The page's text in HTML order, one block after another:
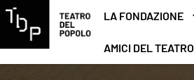
LA FONDAZIONE
AMICI DEL TEATRO